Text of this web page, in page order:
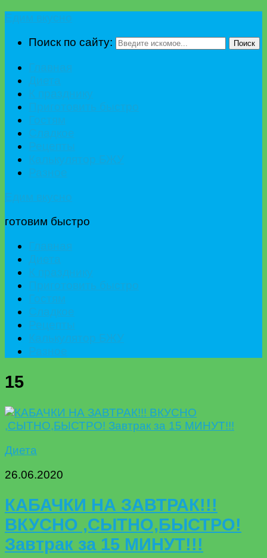
Поиск по сайту:
Поиск
готовим быстро
15
Диета
26.06.2020
КАБАЧКИ НА ЗАВТРАК!!!
ВКУСНО ,СЫТНО,БЫСТРО!
Завтрак за 15 МИНУТ!!!